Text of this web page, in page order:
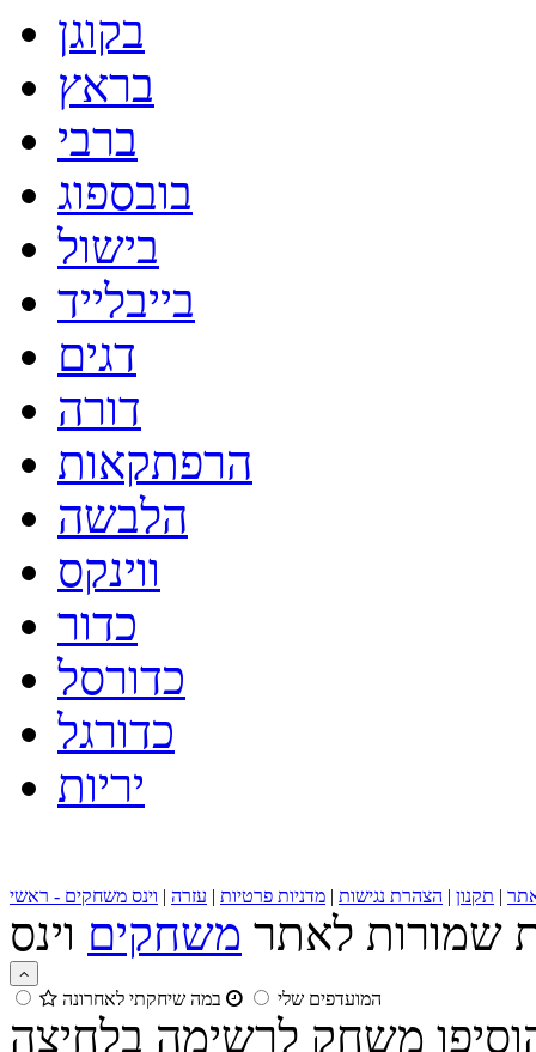
בקוגן
בראץ
ברבי
בובספוג
בישול
בייבלייד
דגים
דורה
הרפתקאות
הלבשה
ווינקס
כדור
כדורסל
כדורגל
יריות
| תקנון | הצהרת נגישות | מדניות פרטיות | עזרה | וינס משחקים - ראשי
שמורות לאתר משחקים
המועדפים שלי במה שיחקתי לאחרונה
משחק לרשימה בלחיצה